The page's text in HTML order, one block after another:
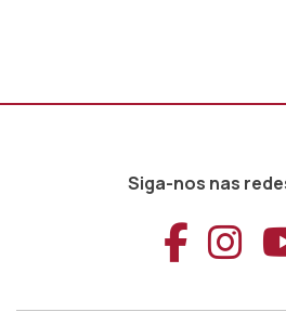
Siga-nos nas